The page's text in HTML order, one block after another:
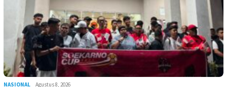
NASIONAL Agustus 8, 2026